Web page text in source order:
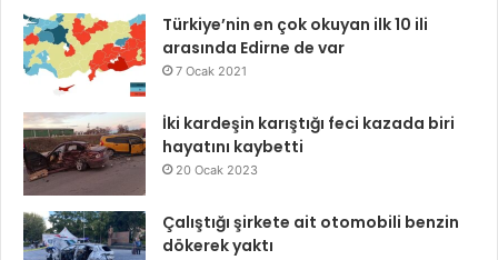
Türkiye’nin en çok okuyan ilk 10 ili
arasında Edirne de var
7 Ocak 2021
İki kardeşin karıştığı feci kazada biri
hayatını kaybetti
20 Ocak 2023
Çalıştığı şirkete ait otomobili benzin
dökerek yaktı